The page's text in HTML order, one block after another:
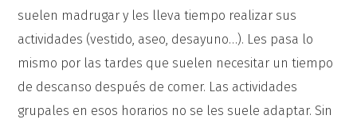
suelen madrugar y les lleva tiempo realizar sus
actividades (vestido, aseo, desayuno…). Les pasa lo
mismo por las tardes que suelen necesitar un tiempo
de descanso después de comer. Las actividades
grupales en esos horarios no se les suele adaptar. Sin